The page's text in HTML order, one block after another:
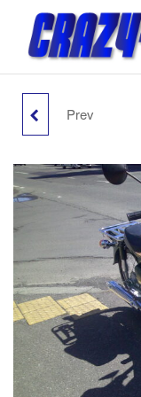
ン
YAMAHA
パワー マスタ
Prev